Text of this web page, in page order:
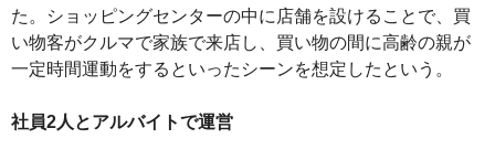
た。ショッピングセンターの中に店舗を設けることで、買
い物客がクルマで家族で来店し、買い物の間に高齢の親が
一定時間運動をするといったシーンを想定したという。
社員2人とアルバイトで運営